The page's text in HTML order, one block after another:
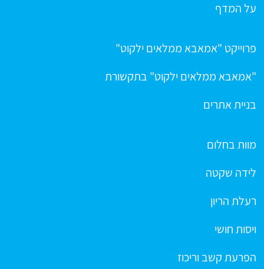
על המדף
פרוייקט "אמאבא ממלאים ילקוט"
"אמאבא ממלאים ילקוט" בתקשורת
בניית אתרים
מוות בחלום
לידה שקטה
רעלת הריון
ויסות חושי
הפרעת קשב וריכוז